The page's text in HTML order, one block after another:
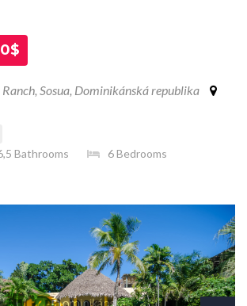
Ranch, Sosua, Dominikánská republika
Bathrooms 6Bedrooms